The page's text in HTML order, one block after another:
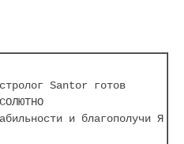
Santor готов
и благополучи Я